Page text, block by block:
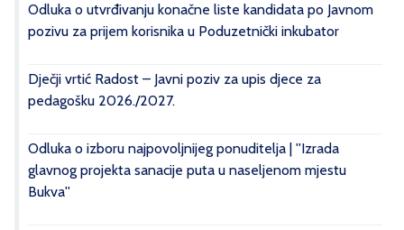
Odluka o utvrđivanju konačne liste kandidata po Javnom
pozivu za prijem korisnika u Poduzetnički inkubator
Dječji vrtić Radost – Javni poziv za upis djece za
pedagošku 2026./2027.
Odluka o izboru najpovoljnijeg ponuditelja | ''Izrada
glavnog projekta sanacije puta u naseljenom mjestu
Bukva''